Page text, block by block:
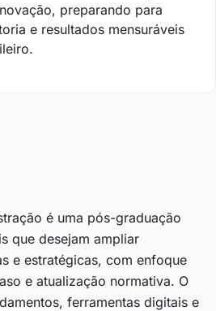
preparando para
e resultados mensuráveis
é uma pós-graduação
que desejam ampliar
e estratégicas, com enfoque
e atualização normativa. O
ferramentas digitais e